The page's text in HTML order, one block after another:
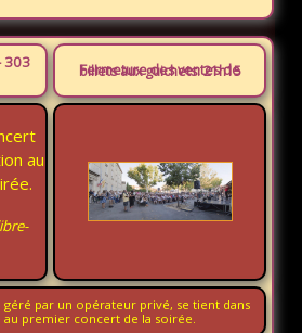
303
Fermeture des ventes de billets aux guichets: 21h15
au
par un opérateur privé, se tient dans
au premier concert de la soirée.